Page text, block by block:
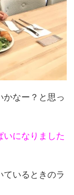
かなー？と思っ
いになりました
ているときのラ